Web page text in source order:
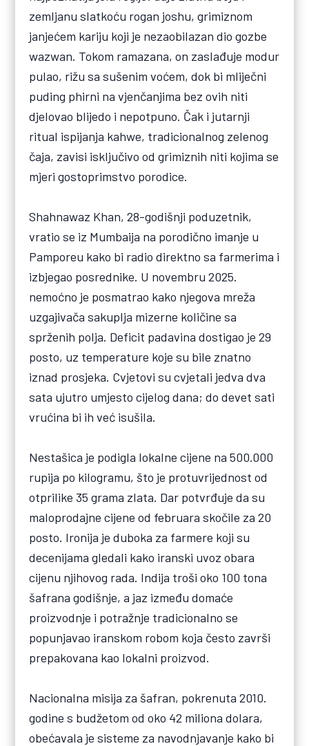
zemljanu slatkoću rogan joshu, grimiznom
janjećem kariju koji je nezaobilazan dio gozbe
wazwan. Tokom ramazana, on zaslađuje modur
pulao, rižu sa sušenim voćem, dok bi mliječni
puding phirni na vjenčanjima bez ovih niti
djelovao blijedo i nepotpuno. Čak i jutarnji
ritual ispijanja kahwe, tradicionalnog zelenog
čaja, zavisi isključivo od grimiznih niti kojima se
mjeri gostoprimstvo porodice.
Shahnawaz Khan, 28-godišnji poduzetnik,
vratio se iz Mumbaija na porodično imanje u
Pamporeu kako bi radio direktno sa farmerima i
izbjegao posrednike. U novembru 2025.
nemoćno je posmatrao kako njegova mreža
uzgajivača sakuplja mizerne količine sa
sprženih polja. Deficit padavina dostigao je 29
posto, uz temperature koje su bile znatno
iznad prosjeka. Cvjetovi su cvjetali jedva dva
sata ujutro umjesto cijelog dana; do devet sati
vrućina bi ih već isušila.
Nestašica je podigla lokalne cijene na 500.000
rupija po kilogramu, što je protuvrijednost od
otprilike 35 grama zlata. Dar potvrđuje da su
maloprodajne cijene od februara skočile za 20
posto. Ironija je duboka za farmere koji su
decenijama gledali kako iranski uvoz obara
cijenu njihovog rada. Indija troši oko 100 tona
šafrana godišnje, a jaz između domaće
proizvodnje i potražnje tradicionalno se
popunjavao iranskom robom koja često završi
prepakovana kao lokalni proizvod.
Nacionalna misija za šafran, pokrenuta 2010.
godine s budžetom od oko 42 miliona dolara,
obećavala je sisteme za navodnjavanje kako bi